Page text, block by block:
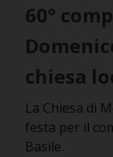
60°
chiesa
La Chiesa di
festa per il
Basile.